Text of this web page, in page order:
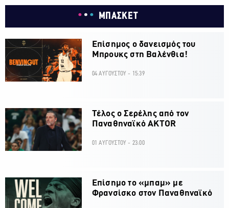
ΜΠΑΣΚΕΤ
Επίσημος ο δανεισμός του
Μπρουκς στη Βαλένθια!
04 ΑΥΓΟΥΣΤΟΥ - 15:39
Τέλος ο Σερέλης από τον
Παναθηναϊκό AKTOR
01 ΑΥΓΟΥΣΤΟΥ - 23:00
Επίσημο το «μπαμ» με
Φρανσίσκο στον Παναθηναϊκό